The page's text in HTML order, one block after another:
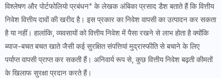
विश्लेषण और पोर्टफोलियो प्रबंधन" के लेखक अंबिका प्रसाद डैश बताते हैं कि वित्तीय
निवेश वित्तीय दावों की खरीद है। इस प्रकार का निवेश वापसी का उत्पादन कर सकता
है या नहीं। हालांकि, व्यवसायों को वित्तीय निवेश में पैसा रखने से लाभ होता है क्योंकि
ब्याज-बचत बचत खाते जैसी कई सुरक्षित संपत्तियां मुद्रास्फीति से बचाने के लिए
पर्याप्त वापसी प्राप्त कर सकती हैं। अनिवार्य रूप से, कुछ वित्तीय निवेश बढ़ती कीमतों
के खिलाफ सुरक्षा प्रदान करते हैं।